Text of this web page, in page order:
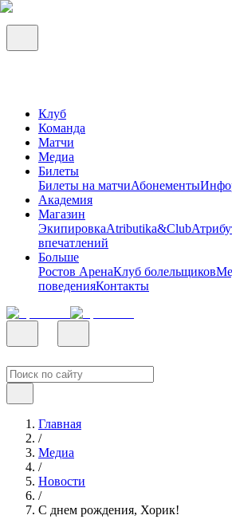
Клуб
Команда
Матчи
Медиа
Билеты
Билеты на матчиАбонементы
Академия
Магазин
ЭкипировкаAtributika&Club
впечатлений
Больше
Ростов АренаКлуб болельщиков
поведенияКонтакты
Главная
/
Медиа
/
Новости
/
С днем рождения, Хорик!